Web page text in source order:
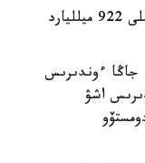
فارماتسەۆتيكالىق نارىق كولەمى 2022 -جىلى 922 ميلليارد
«2023 -جىلدا فارماتسەۆتيكا سالاسىندا 8 جاڭا ءوندىرىس
7 جاڭا ءوندىرىس اشۋ